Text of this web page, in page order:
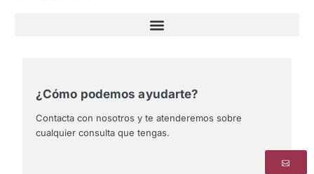
¿Cómo podemos ayudarte?
Contacta con nosotros y te atenderemos sobre
cualquier consulta que tengas.